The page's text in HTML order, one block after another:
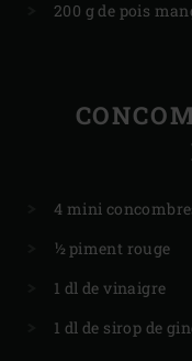
200 g de pois
4 mini
½ piment rouge
1 dl de vinaigre
1 dl de sirop de